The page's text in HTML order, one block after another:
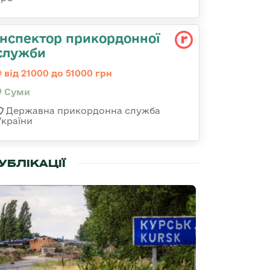
прикордонної
від 21000 до 51000 грн
Суми
Державна прикордонна служба